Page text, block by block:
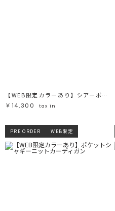
【WEB限定カラーあり】シアーボーダーカーデプルオーバー
￥14,300
tax in
PRE ORDER WEB限定